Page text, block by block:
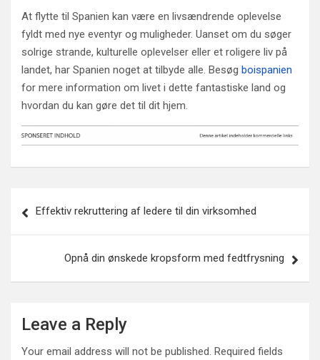
At flytte til Spanien kan være en livsændrende oplevelse
fyldt med nye eventyr og muligheder. Uanset om du søger
solrige strande, kulturelle oplevelser eller et roligere liv på
landet, har Spanien noget at tilbyde alle. Besøg boispanien
for mere information om livet i dette fantastiske land og
hvordan du kan gøre det til dit hjem.
navigation
Effektiv rekruttering af ledere til din virksomhed
Opnå din ønskede kropsform med fedtfrysning
Leave a Reply
Your email address will not be published. Required fields